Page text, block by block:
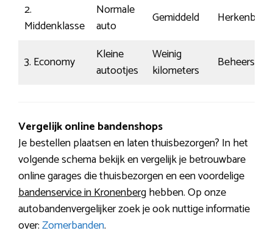
2.
Middenklasse
Normale
auto
Gemiddeld Herkenbaar
3. Economy
Kleine
autootjes
Weinig
kilometers
Beheerst
Vergelijk online bandenshops
Je bestellen plaatsen en laten thuisbezorgen? In het
volgende schema bekijk en vergelijk je betrouwbare
online garages die thuisbezorgen en een voordelige
bandenservice in Kronenberghebben. Op onze
autobandenvergelijker zoek je ook nuttige informatie
over:Zomerbanden.